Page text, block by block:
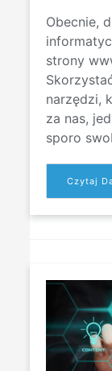
Obecnie,
strony
narzędzi,
za nas,
sporo
Czytaj